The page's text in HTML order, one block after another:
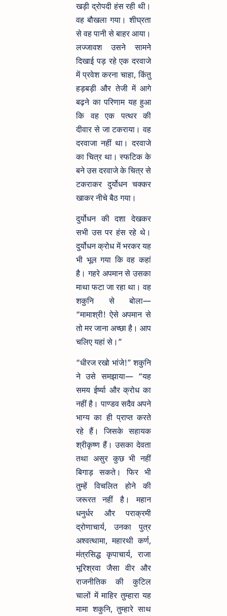
खड़ी द्रोपदी हंस रही थी।
वह बौखला गया। शीघ्रता
से वह पानी से बाहर आया।
लज्जावश उसने सामने
दिखाई पड़ रहे एक दरवाजे
में प्रवेश करना चाहा, किंतु
हड़बड़ी और तेजी में आगे
बढ़ने का परिणाम यह हुआ
कि वह एक पत्थर की
दीवार से जा टकराया। वह
दरवाजा नहीं था। दरवाजे
का चित्र था। स्फटिक के
बने उस दरवाजे के चित्र से
टकराकर दुर्योधन चक्कर
खाकर नीचे बैठ गया।
दुर्योधन की दशा देखकर
सभी उस पर हंस रहे थे।
दुर्योधन क्रोध में भरकर यह
भी भूल गया कि वह कहां
है। गहरे अपमान से उसका
माथा फटा जा रहा था। वह
शकुनि से बोला—
“मामाश्री! ऐसे अपमान से
तो मर जाना अच्छा है। आप
चलिए यहां से।”
“धीरज रखो भांजे!” शकुनि
ने उसे समझाया— “यह
समय ईर्ष्या और क्रोध का
नहीं है। पाण्डव सदैव अपने
भाग्य का ही प्राप्त करते
रहे हैं। जिसके सहायक
श्रीकृष्ण हैं। उसका देवता
तथा असुर कुछ भी नहीं
बिगाड़ सकते। फिर भी
तुम्हें विचलित होने की
जरूरत नहीं है। महान
धनुर्धर और पराक्रमी
द्रोणाचार्य, उनका पुत्र
अश्वत्थामा, महारथी कर्ण,
मंत्रसिद्ध कृपाचार्य, राजा
भूरिश्रवा जैसा वीर और
राजनीतिक की कुटिल
चालों में माहिर तुम्हारा यह
मामा शकुनि, तुम्हारे साथ